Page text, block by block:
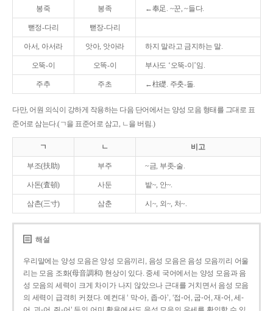
봉죽 봉족 ←奉足. ~꾼, ~들다.
뻗정-다리 뻗장-다리
아서, 아서라 앗아, 앗아라 하지 말라고 금지하는 말.
오뚝-이 오똑-이 부사도 ‘오뚝-이’임.
주추 주초 ←柱礎. 주춧-돌.
다만, 어원 의식이 강하게 작용하는 다음 단어에서는 양성 모음 형태를 그대로 표
준어로 삼는다.(ㄱ을 표준어로 삼고, ㄴ을 버림.)
ㄱ ㄴ 비고
부조(扶助) 부주 ~금, 부좃-술.
사돈(査頓) 사둔 밭~, 안~.
삼촌(三寸) 삼춘 시~, 외~, 처~.
해설
우리말에는 양성 모음은 양성 모음끼리, 음성 모음은 음성 모음끼리 어울
리는 모음 조화(母音調和) 현상이 있다. 중세 국어에서는 양성 모음과 음
성 모음의 세력이 크게 차이가 나지 않았으나 근대를 거치면서 음성 모음
의 세력이 급격히 커졌다. 예컨대 ‘ 막-아, 좁-아’, ‘접-어, 굽-어, 재-어, 세-